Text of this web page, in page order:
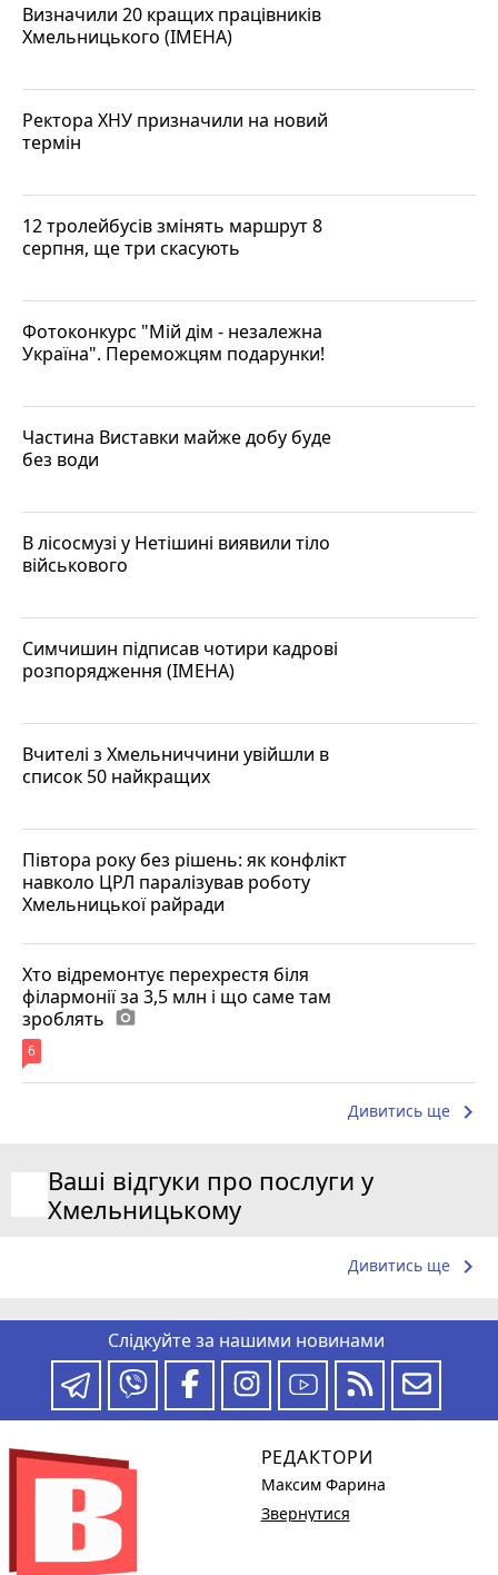
Визначили 20 кращих працівників
Хмельницького (ІМЕНА)
Ректора ХНУ призначили на новий
термін
12 тролейбусів змінять маршрут 8
серпня, ще три скасують
Фотоконкурс "Мій дім - незалежна
Україна". Переможцям подарунки!
Частина Виставки майже добу буде
без води
В лісосмузі у Нетішині виявили тіло
військового
Симчишин підписав чотири кадрові
розпорядження (ІМЕНА)
Вчителі з Хмельниччини увійшли в
список 50 найкращих
Півтора року без рішень: як конфлікт
навколо ЦРЛ паралізував роботу
Хмельницької райради
Хто відремонтує перехрестя біля
філармонії за 3,5 млн і що саме там
зроблять photo_camera
6
Дивитись ще keyboard_arrow_right
Ваші відгуки про послуги у
Хмельницькому
Дивитись ще keyboard_arrow_right
Слідкуйте за нашими новинами
РЕДАКТОРИ
Максим Фарина
Звернутися